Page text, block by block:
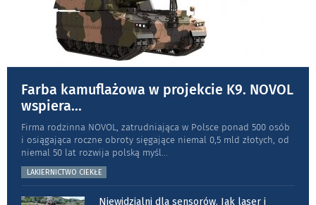
Farba kamuflażowa w projekcie K9. NOVOL
wspiera...
Firma rodzinna NOVOL, zatrudniająca w Polsce ponad 500 osób
i osiągająca roczne obroty sięgające niemal 0,5 mld złotych, od
niemal 50 lat rozwija polską myśl...
LAKIERNICTWO CIEKŁE
Niewidzialni dla sensorów. Jak laser i